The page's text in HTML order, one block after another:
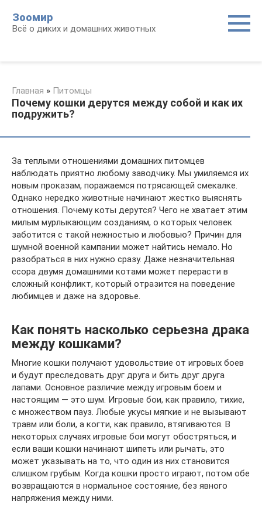
контенту
Зоомир
Всё о диких и домашних животных
Главная » Питомцы
Почему кошки дерутся между собой и как их
подружить?
За теплыми отношениями домашних питомцев
наблюдать приятно любому заводчику. Мы умиляемся их
новым проказам, поражаемся потрясающей смекалке.
Однако нередко животные начинают жестко выяснять
отношения. Почему коты дерутся? Чего не хватает этим
милым мурлыкающим созданиям, о которых человек
заботится с такой нежностью и любовью? Причин для
шумной военной кампании может найтись немало. Но
разобраться в них нужно сразу. Даже незначительная
ссора двумя домашними котами может перерасти в
сложный конфликт, который отразится на поведение
любимцев и даже на здоровье.
Как понять насколько серьезна драка
между кошками?
Многие кошки получают удовольствие от игровых боев
и будут преследовать друг друга и бить друг друга
лапами. Основное различие между игровым боем и
настоящим — это шум. Игровые бои, как правило, тихие,
с множеством пауз. Любые укусы мягкие и не вызывают
травм или боли, а когти, как правило, втягиваются. В
некоторых случаях игровые бои могут обостряться, и
если ваши кошки начинают шипеть или рычать, это
может указывать на то, что один из них становится
слишком грубым. Когда кошки просто играют, потом обе
возвращаются в нормальное состояние, без явного
напряжения между ними.